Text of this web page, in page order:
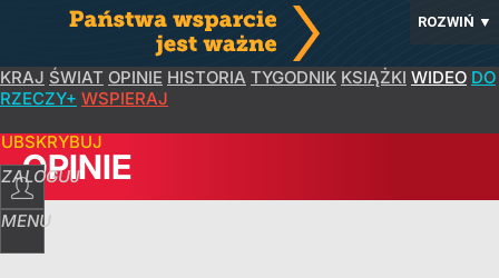
ROZWIŃ ▼
KRAJ ŚWIAT OPINIE HISTORIA TYGODNIK KSIĄŻKI WIDEO DO
RZECZY+ WSPIERAJ
ZALOGUJ
MENU
OPINIE